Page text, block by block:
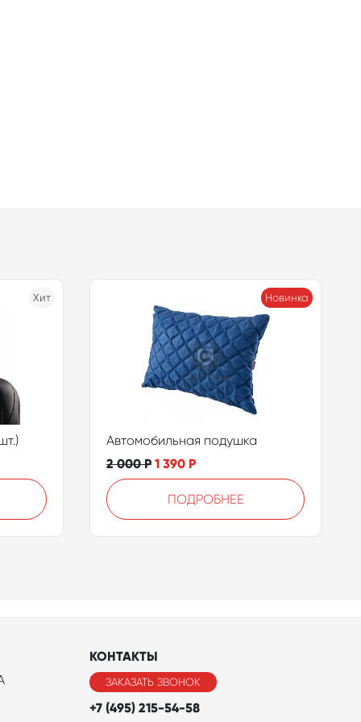
Хит Новинка
Автомобильная подушка
2 000Р 1 390 Р
ПОДРОБНЕЕ
КОНТАКТЫ
ЗАКАЗАТЬ ЗВОНОК
+7 (495) 215-54-58